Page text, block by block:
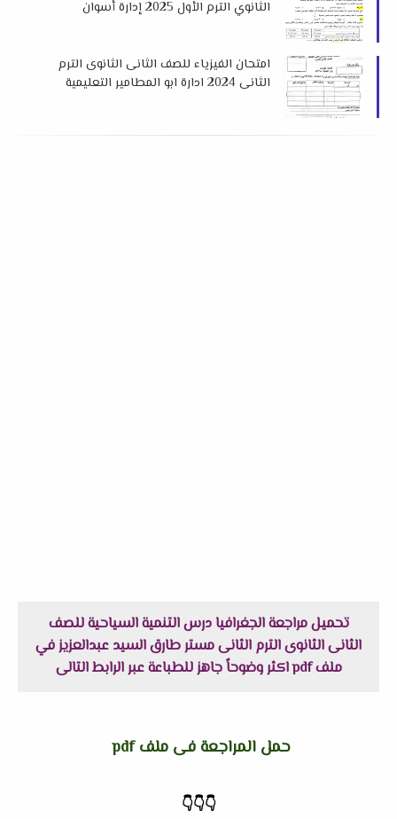
الثانوي الترم الأول 2025 إدارة أسوان
امتحان الفيزياء للصف الثانى الثانوى الترم
الثانى 2024 ادارة ابو المطامير التعليمية
تحميل مراجعة الجغرافيا درس التنمية السياحية للصف
الثانى الثانوى الترم الثانى مستر طارق السيد عبدالعزيز في
ملف pdf اكثر وضوحاً جاهز للطباعة عبر الرابط التالى
حمل المراجعة فى ملف pdf
👇
👇
👇